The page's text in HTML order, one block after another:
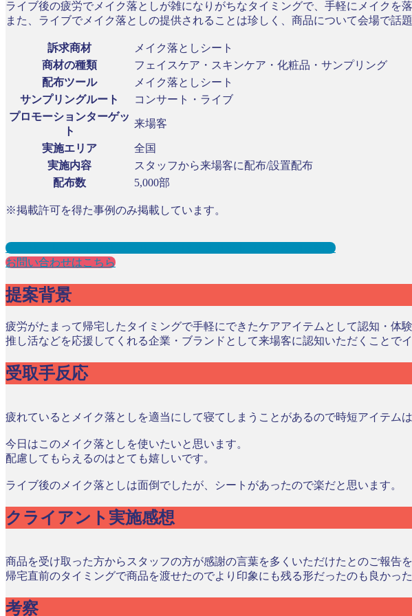
ライブ後の疲労でメイク落としが雑になりがちなタイミングで、手軽にメイクを
また、ライブでメイク落としの提供されることは珍しく、商品について会場で話
訴求商材
メイク落としシート
商材の種類
フェイスケア・スキンケア・化粧品・サンプリング
配布ツール
メイク落としシート
サンプリングルート
コンサート・ライブ
プロモーションターゲッ
ト
来場客
実施エリア
全国
実施内容
スタッフから来場客に配布/設置配布
配布数
5,000部
※掲載許可を得た事例のみ掲載しています。
コンサート・ライブサンプリングとは？メリット３選と事例を紹介
お問い合わせはこちら
提案背景
疲労がたまって帰宅したタイミングで手軽にできたケアアイテムとして認知・体
推し活などを応援してくれる企業・ブランドとして来場客に認知いただくことで
受取手反応
疲れているとメイク落としを適当にして寝てしまうことがあるので時短アイテムは
今日はこのメイク落としを使いたいと思います。
配慮してもらえるのはとても嬉しいです。
ライブ後のメイク落としは面倒でしたが、シートがあったので楽だと思います。
クライアント実施感想
商品を受け取った方からスタッフの方が感謝の言葉を多くいただけたとのご報告
帰宅直前のタイミングで商品を渡せたのでより印象にも残る形だったのも良かった
考察